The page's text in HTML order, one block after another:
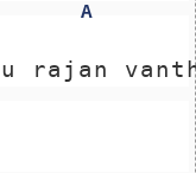
A
rajan